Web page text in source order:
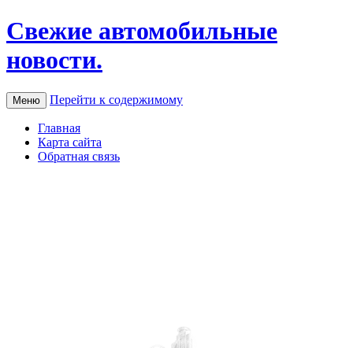
Свежие автомобильные
новости.
Меню Перейти к содержимому
Главная
Карта сайта
Обратная связь